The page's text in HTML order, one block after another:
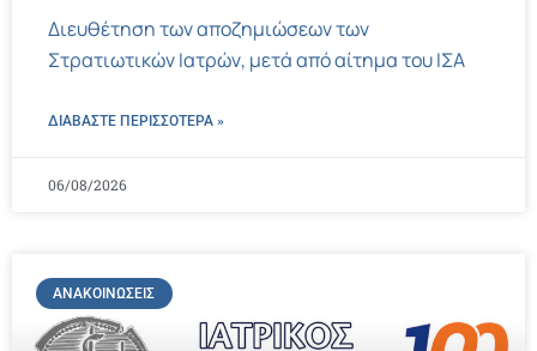
Διευθέτηση των αποζημιώσεων των
Στρατιωτικών Ιατρών, μετά από αίτημα του ΙΣΑ
ΔΙΑΒΑΣΤΕ ΠΕΡΙΣΣΌΤΕΡΑ »
06/08/2026
ΑΝΑΚΟΙΝΏΣΕΙΣ